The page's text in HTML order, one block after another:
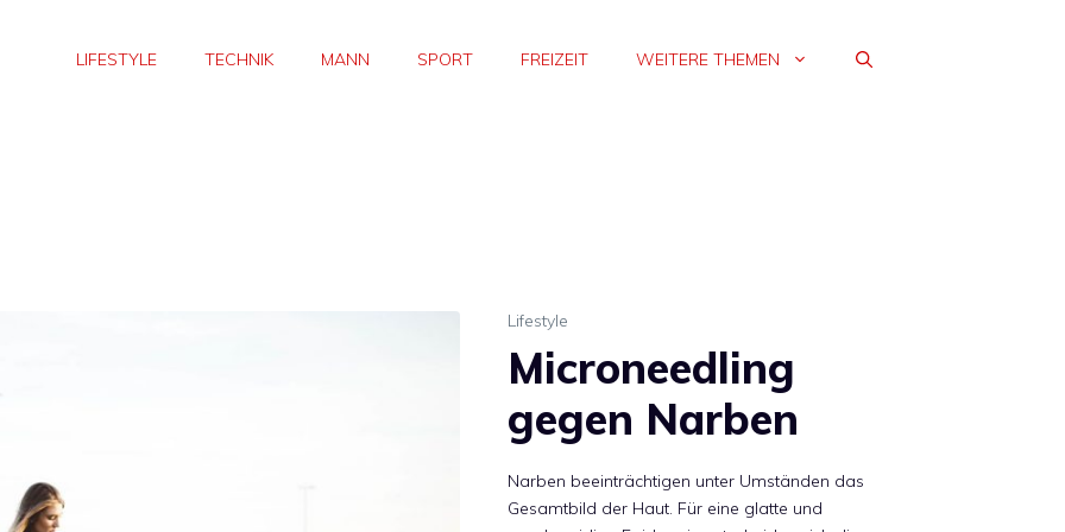
LIFESTYLE TECHNIK MANN SPORT FREIZEIT WEITERE THEMEN
Lifestyle
Microneedling
gegen Narben
Narben beeinträchtigen unter Umständen das
Gesamtbild der Haut. Für eine glatte und